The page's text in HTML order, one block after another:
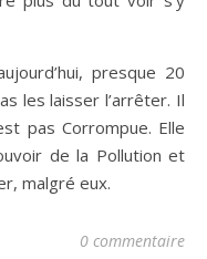
presque 20
les laisser l’arrêter. Il
pas Corrompue. Elle
de la Pollution et
malgré eux.
0 commentaire